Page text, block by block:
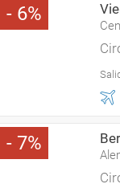
6
7